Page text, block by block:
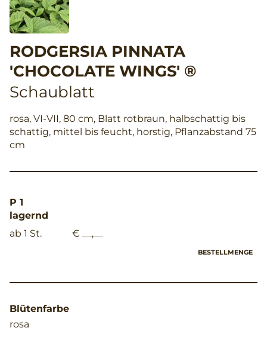
RODGERSIA PINNATA
'CHOCOLATE WINGS' ®
Schaublatt
rosa, VI-VII, 80 cm, Blatt rotbraun, halbschattig bis
schattig, mittel bis feucht, horstig, Pflanzabstand 75
cm
P 1
lagernd
ab 1 St.
€ __,__
BESTELLMENGE
Blütenfarbe
rosa